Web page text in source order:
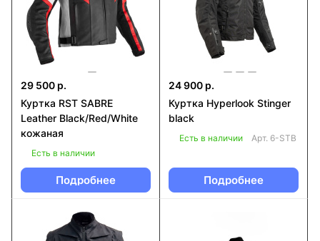
29 500 р.
Куртка RST SABRE
Leather Black/Red/White
кожаная
Есть в наличии
Подробнее
24 900 р.
Куртка Hyperlook Stinger
black
Есть в наличии Арт. 6-STB
Подробнее